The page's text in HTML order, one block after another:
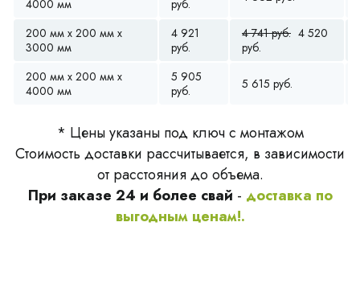
4000 мм
руб.
200 мм x 200 мм x
3000 мм
4 921
руб.
4 741 руб. 4 520
руб.
200 мм x 200 мм x
4000 мм
5 905
руб.
5 615 руб.
* Цены указаны под ключ с монтажом
Стоимость доставки рассчитывается, в зависимости
от расстояния до объема.
При заказе 24 и более свай - доставка по
выгодным ценам!.